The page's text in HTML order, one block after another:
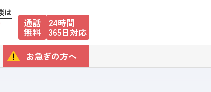
は
通話
無料
24時間
365日対応
お急ぎの方へ